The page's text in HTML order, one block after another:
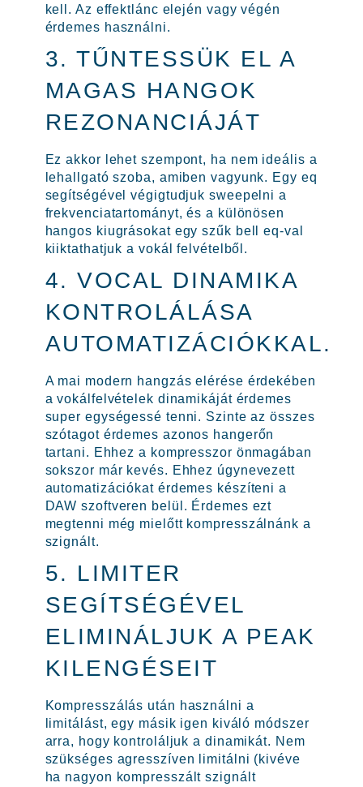
kell. Az effektlánc elején vagy végén
érdemes használni.
3. TŰNTESSÜK EL A
MAGAS HANGOK
REZONANCIÁJÁT
Ez akkor lehet szempont, ha nem ideális a
lehallgató szoba, amiben vagyunk. Egy eq
segítségével végigtudjuk sweepelni a
frekvenciatartományt, és a különösen
hangos kiugrásokat egy szűk bell eq-val
kiiktathatjuk a vokál felvételből.
4. VOCAL DINAMIKA
KONTROLÁLÁSA
AUTOMATIZÁCIÓKKAL.
A mai modern hangzás elérése érdekében
a vokálfelvételek dinamikáját érdemes
super egységessé tenni. Szinte az összes
szótagot érdemes azonos hangerőn
tartani. Ehhez a kompresszor önmagában
sokszor már kevés. Ehhez úgynevezett
automatizációkat érdemes készíteni a
DAW szoftveren belül. Érdemes ezt
megtenni még mielőtt kompresszálnánk a
szignált.
5. LIMITER
SEGÍTSÉGÉVEL
ELIMINÁLJUK A PEAK
KILENGÉSEIT
Kompresszálás után használni a
limitálást, egy másik igen kiváló módszer
arra, hogy kontroláljuk a dinamikát. Nem
szükséges agresszíven limitálni (kivéve
ha nagyon kompresszált szignált